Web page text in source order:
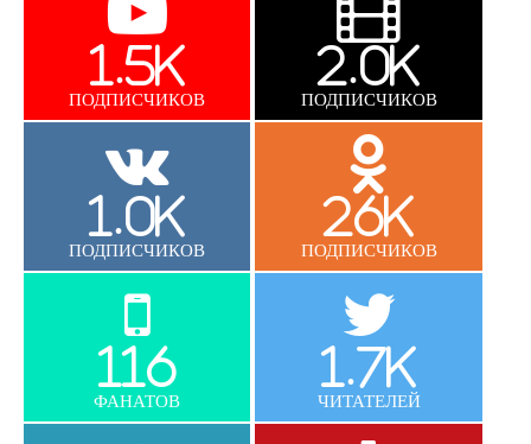
1.5K
ПОДПИСЧИКОВ
2.0K
ПОДПИСЧИКОВ
1.0K
ПОДПИСЧИКОВ
26K
ПОДПИСЧИКОВ
116
ФАНАТОВ
1.7K
ЧИТАТЕЛЕЙ